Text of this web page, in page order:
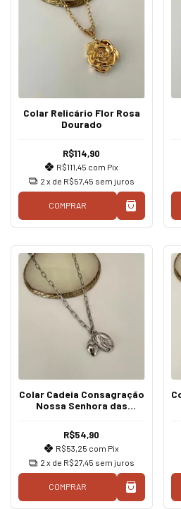
Colar Relicário Flor Rosa
Dourado
R$114,90
R$111,45 com Pix
2 x de R$57,45 sem juros
COMPRAR
Colar Cadeia Consagração
Nossa Senhora das
R$54,90
R$53,25 com Pix
2 x de R$27,45 sem juros
COMPRAR